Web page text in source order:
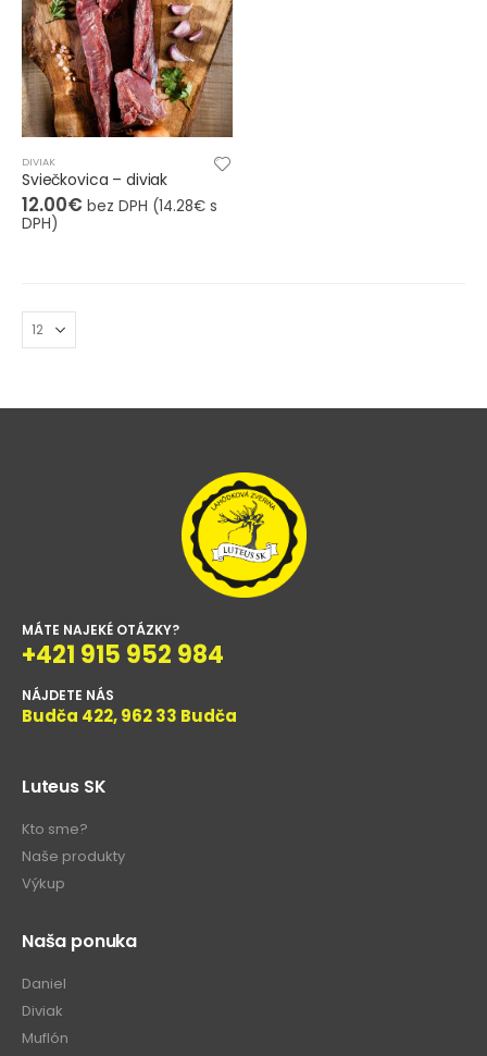
DIVIAK
Sviečkovica – diviak
12.00€ bez DPH (14.28€ s
DPH)
MÁTE NAJEKÉ OTÁZKY?
+421 915 952 984
NÁJDETE NÁS
Budča 422, 962 33 Budča
Luteus SK
Kto sme?
Naše produkty
Výkup
Naša ponuka
Daniel
Diviak
Muflón